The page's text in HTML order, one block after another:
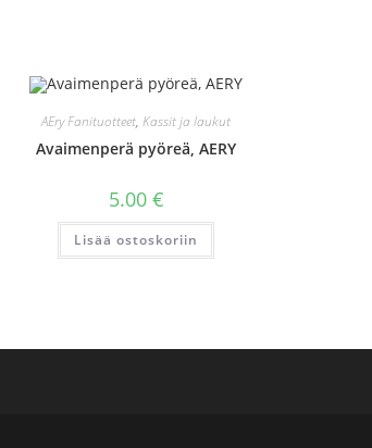
AEry Fanituotteet,Kassit ja laukut
Avaimenperä pyöreä, AERY
5.00 €
Lisää ostoskoriin